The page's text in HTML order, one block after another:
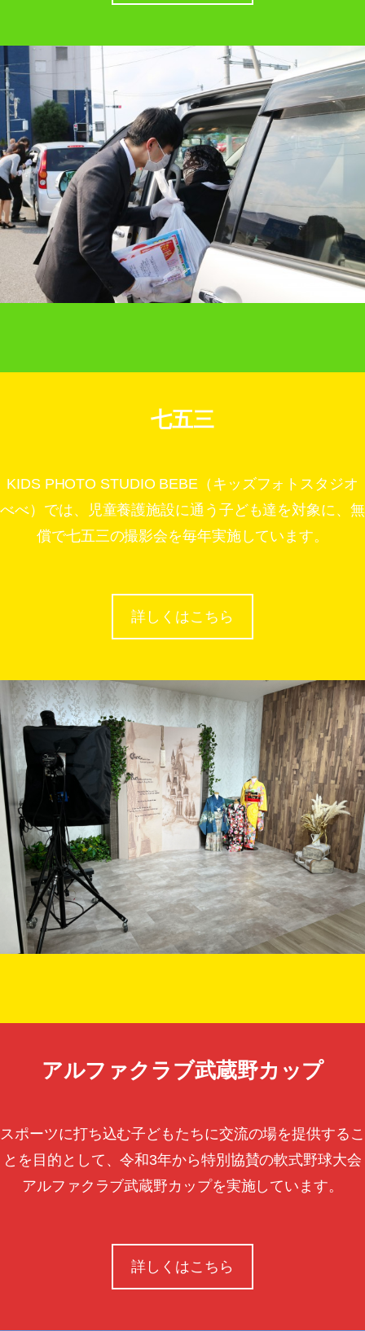
七五三
KIDS PHOTO STUDIO BEBE（キッズフォトスタジオ
べべ）では、児童養護施設に通う子ども達を対象に、無
償で七五三の撮影会を毎年実施しています。
詳しくはこちら
アルファクラブ武蔵野カップ
スポーツに打ち込む子どもたちに交流の場を提供するこ
とを目的として、令和3年から特別協賛の軟式野球大会
アルファクラブ武蔵野カップを実施しています。
詳しくはこちら